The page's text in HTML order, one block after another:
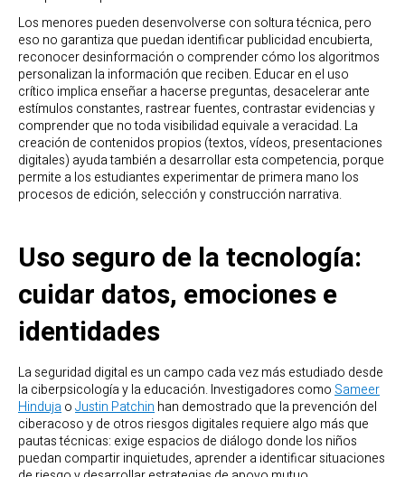
Los menores pueden desenvolverse con soltura técnica, pero
eso no garantiza que puedan identificar publicidad encubierta,
reconocer desinformación o comprender cómo los algoritmos
personalizan la información que reciben. Educar en el uso
crítico implica enseñar a hacerse preguntas, desacelerar ante
estímulos constantes, rastrear fuentes, contrastar evidencias y
comprender que no toda visibilidad equivale a veracidad. La
creación de contenidos propios (textos, vídeos, presentaciones
digitales) ayuda también a desarrollar esta competencia, porque
permite a los estudiantes experimentar de primera mano los
procesos de edición, selección y construcción narrativa.
Uso seguro de la tecnología:
cuidar datos, emociones e
identidades
La seguridad digital es un campo cada vez más estudiado desde
la ciberpsicología y la educación. Investigadores como Sameer
Hinduja oJustin Patchin han demostrado que la prevención del
ciberacoso y de otros riesgos digitales requiere algo más que
pautas técnicas: exige espacios de diálogo donde los niños
puedan compartir inquietudes, aprender a identificar situaciones